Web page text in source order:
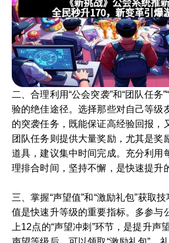
二、合理利用“公会突袭”和“团队任务
验的绝佳途径。选择那些对自己等级
的突袭任务，既能保证高经验回报，
团队任务则提供大量奖励，尤其是奖
道具，建议集中时间完成。充分利用
理排合时间，坚持不懈，是快速提升
三、掌握“声望值”和“激励礼包”获取
值是快速升等级的重要指标。多参与
上12点的“声望冲刺”环节，是提升声